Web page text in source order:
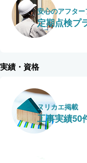
安心のアフタ
定期点検プ
実績・資格
ヌリカエ掲載
工事実績50